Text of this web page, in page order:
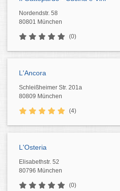
Nordendstr. 58
80801 München
(0)
L'Ancora
Schleißheimer Str. 201a
80809 München
(4)
L'Osteria
Elisabethstr. 52
80796 München
(0)